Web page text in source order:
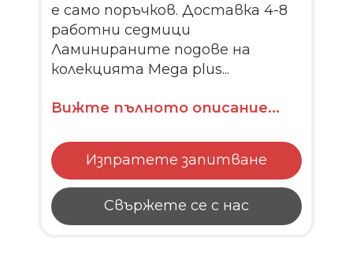
е само поръчков. Доставка 4-8
работни седмици
Ламинираните подове на
колекцията Mega plus...
Вижте пълното описание...
Изпратете запитване
Свържете се с нас